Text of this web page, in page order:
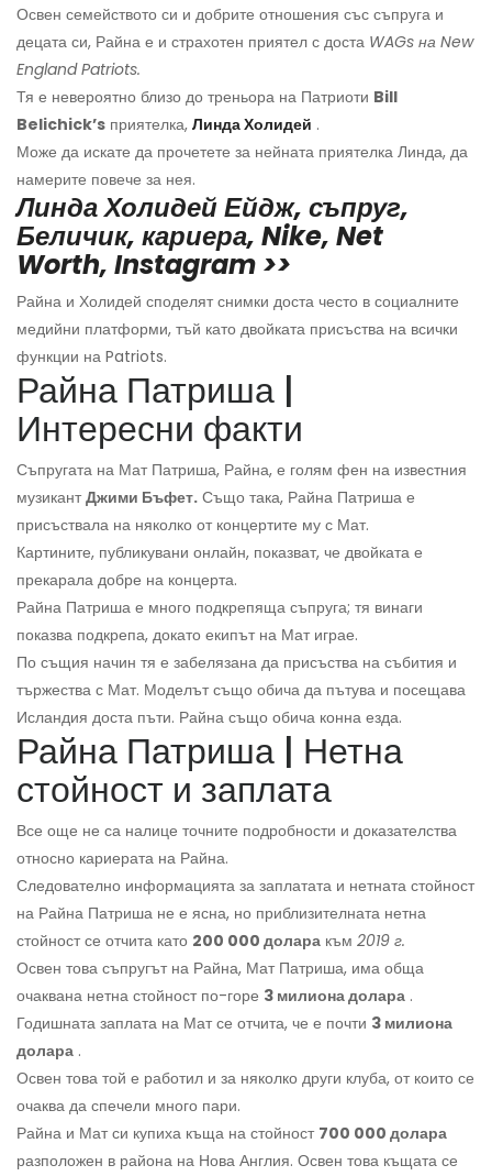
Освен семейството си и добрите отношения със съпруга и
децата си, Райна е и страхотен приятел с доста WAGs на New
England Patriots.
Тя е невероятно близо до треньора на Патриоти Bill
Belichick’s приятелка, Линда Холидей .
Може да искате да прочетете за нейната приятелка Линда, да
намерите повече за нея.
Линда Холидей Ейдж, съпруг,
Беличик, кариера, Nike, Net
Worth, Instagram >>
Райна и Холидей споделят снимки доста често в социалните
медийни платформи, тъй като двойката присъства на всички
функции на Patriots.
Райна Патриша |
Интересни факти
Съпругата на Мат Патриша, Райна, е голям фен на известния
музикантДжими Бъфет. Също така, Райна Патриша е
присъствала на няколко от концертите му с Мат.
Картините, публикувани онлайн, показват, че двойката е
прекарала добре на концерта.
Райна Патриша е много подкрепяща съпруга; тя винаги
показва подкрепа, докато екипът на Мат играе.
По същия начин тя е забелязана да присъства на събития и
тържества с Мат. Моделът също обича да пътува и посещава
Исландия доста пъти. Райна също обича конна езда.
Райна Патриша | Нетна
стойност и заплата
Все още не са налице точните подробности и доказателства
относно кариерата на Райна.
Следователно информацията за заплатата и нетната стойност
на Райна Патриша не е ясна, но приблизителната нетна
стойност се отчита като 200 000 долара към 2019 г.
Освен това съпругът на Райна, Мат Патриша, има обща
очаквана нетна стойност по-горе 3 милиона долара .
Годишната заплата на Мат се отчита, че е почти 3 милиона
долара .
Освен това той е работил и за няколко други клуба, от които се
очаква да спечели много пари.
Райна и Мат си купиха къща на стойност 700 000 долара
разположен в района на Нова Англия. Освен това къщата се